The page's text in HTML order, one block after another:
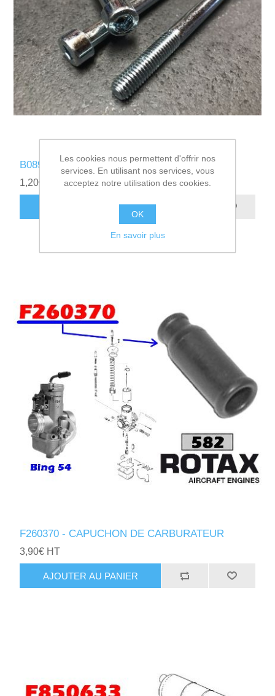
B089311 - VIS CHC 8-90 CL:8.8
1,20€ HT
AJOUTER AU PANIER
F260370 - CAPUCHON DE CARBURATEUR
3,90€ HT
AJOUTER AU PANIER
Les cookies nous permettent d'offrir nos
services. En utilisant nos services, vous
acceptez notre utilisation des cookies.
OK
En savoir plus